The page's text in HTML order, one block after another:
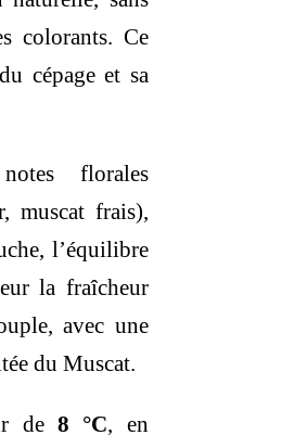
colorants. Ce
cépage et sa
florales
muscat frais),
l’équilibre
la fraîcheur
avec une
du Muscat.
de 8 °C, en